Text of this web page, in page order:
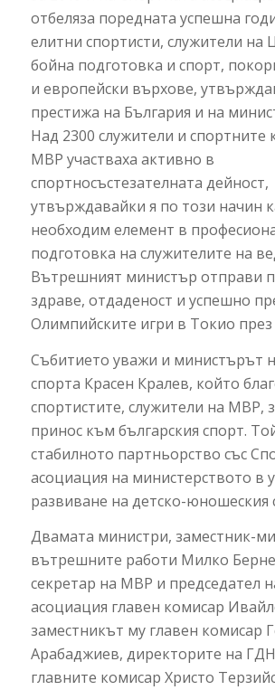
отбеляза поредната успешна
елитни спортисти, служители на
бойна подготовка и спорт,
и европейски върхове,
престижа на България и на
Над 2300 служители и спортните
МВР участваха активно в
спортносъстезателната дейност,
утвърждавайки я по този начин
необходим елемент в
подготовка на служителите на
Вътрешният министър отправи
здраве, отдаденост и успешно
Олимпийските игри в Токио през
Събитието уважи и министърът
спорта Красен Кралев, който
спортистите, служители на МВР,
принос към българския спорт.
стабилното партньорство със
асоциация на министерството в
развиване на детско-юношеския
Двамата министри, заместник-
вътрешните работи Милко
секретар на МВР и председател
асоциация главен комисар
заместникът му главен комисар
Арабаджиев, директорите на
главните комисар Христо